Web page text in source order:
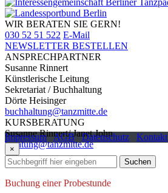
WIR BERATEN SIE GERN!
030 52 51 522 E-Mail
NEWSLETTER BESTELLEN
ANSPRECHPARTNER
Susanne Rinnert
Künstlerische Leitung
Sekretariat / Buchhaltung
Dörte Heisinger
buchhaltung@tanzmitte.de
KURSBERATUNG
Susanne Rinnert/ Janet John
beratung@tanzmitte.de
Impressum AGB Datenschutz Kontakt
×
Suchen
Buchung einer Probestunde